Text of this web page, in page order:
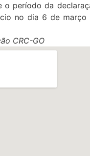
o período da
no dia 6 de março
CRC-GO